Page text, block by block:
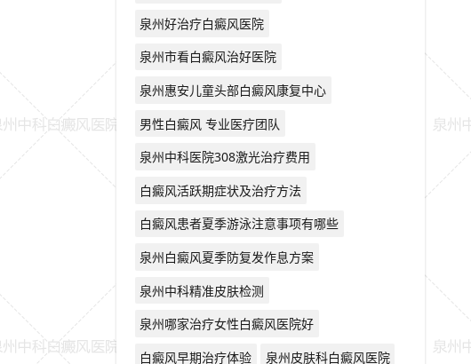
泉州好治疗白癜风医院
泉州市看白癜风治好医院
泉州惠安儿童头部白癜风康复中心
男性白癜风 专业医疗团队
泉州中科医院308激光治疗费用
白癜风活跃期症状及治疗方法
白癜风患者夏季游泳注意事项有哪些
泉州白癜风夏季防复发作息方案
泉州中科精准皮肤检测
泉州哪家治疗女性白癜风医院好
白癜风早期治疗体验
泉州皮肤科白癜风医院